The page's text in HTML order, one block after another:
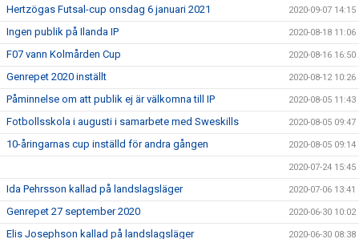
Hertzögas Futsal-cup onsdag 6 januari 2021 2020-09-07 14:15
Ingen publik på Ilanda IP 2020-08-18 11:06
F07 vann Kolmården Cup 2020-08-16 16:50
Genrepet 2020 inställt 2020-08-12 10:26
Påminnelse om att publik ej är välkomna till IP 2020-08-05 11:43
Fotbollsskola i augusti i samarbete med Sweskills 2020-08-05 09:47
10-åringarnas cup inställd för andra gången 2020-08-05 09:14
2020-07-24 15:45
Ida Pehrsson kallad på landslagsläger 2020-07-06 13:41
Genrepet 27 september 2020 2020-06-30 10:02
Elis Josephson kallad på landslagsläger 2020-06-30 08:38